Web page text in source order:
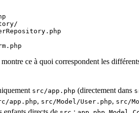
ce à quoi correspondent les
src/app.php (directement dans
app.php, src/Model/User.php, src/